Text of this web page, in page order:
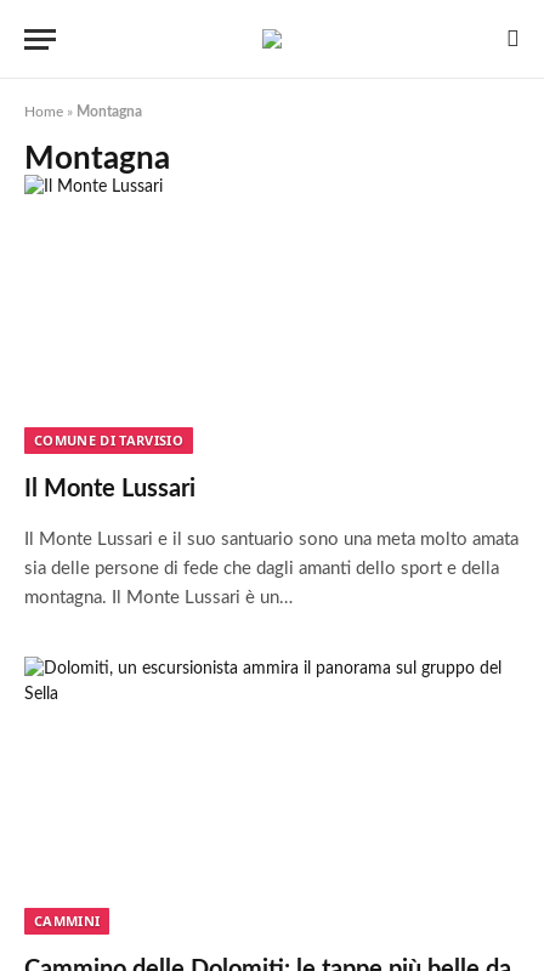
Home » Montagna
Montagna
COMUNE DI TARVISIO
Il Monte Lussari
Il Monte Lussari e il suo santuario sono una meta molto amata
sia delle persone di fede che dagli amanti dello sport e della
montagna. Il Monte Lussari è un…
CAMMINI